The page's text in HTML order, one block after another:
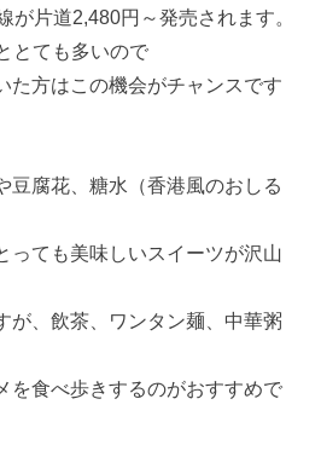
が片道2,480円～発売されます。
とても多いので
た方はこの機会がチャンスです
豆腐花、糖水（香港風のおしる
っても美味しいスイーツが沢山
が、飲茶、ワンタン麺、中華粥
を食べ歩きするのがおすすめで